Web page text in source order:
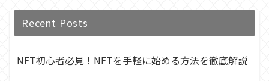
Recent Posts
NFT初心者必見！NFTを手軽に始める方法を徹底解説